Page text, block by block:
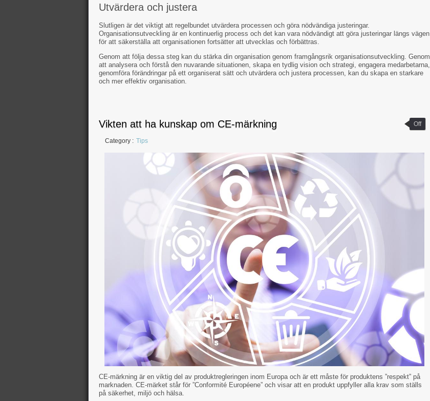
Utvärdera och justera
Slutligen är det viktigt att regelbundet utvärdera processen och göra nödvändiga justeringar.
Organisationsutveckling är en kontinuerlig process och det kan vara nödvändigt att göra justeringar längs vägen
för att säkerställa att organisationen fortsätter att utvecklas och förbättras.
Genom att följa dessa steg kan du stärka din organisation genom framgångsrik organisationsutveckling. Genom
att analysera och förstå den nuvarande situationen, skapa en tydlig vision och strategi, engagera medarbetarna,
genomföra förändringar på ett organiserat sätt och utvärdera och justera processen, kan du skapa en starkare
och mer effektiv organisation.
Vikten att ha kunskap om CE-märkning
Category : Tips
Off
CE-märkning är en viktig del av produktregleringen inom Europa och är ett måste för produktens ”respekt” på
marknaden. CE-märket står för ”Conformité Européene” och visar att en produkt uppfyller alla krav som ställs
på säkerhet, miljö och hälsa.